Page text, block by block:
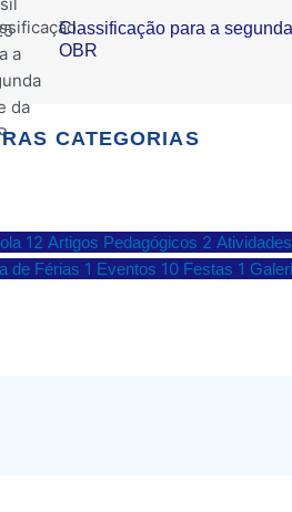
Classificação para a
OBR
CATEGORIAS
12 Artigos Pedagógicos 2
de Férias 1 Eventos 10 Festas 1